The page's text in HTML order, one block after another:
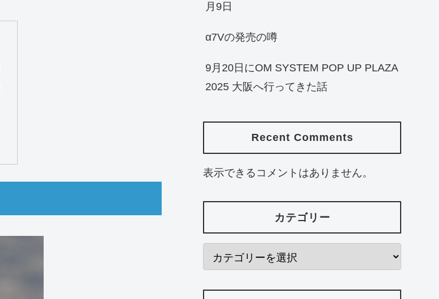
月9日
α7Vの発売の噂
9月20日にOM SYSTEM POP UP PLAZA
2025 大阪へ行ってきた話
Recent Comments
表示できるコメントはありません。
カテゴリー